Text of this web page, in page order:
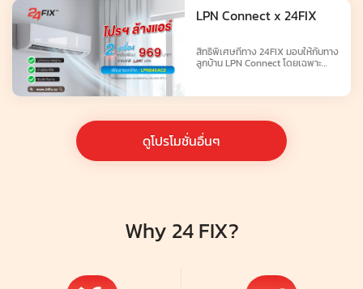
LPN Connect x 24FIX
สิทธิพิเศษที่ทาง 24FIX มอบให้กับทาง
ลูกบ้าน LPN Connect โดยเฉพาะ
ดูโปรโมชั่นอื่นๆ
Why 24 FIX?